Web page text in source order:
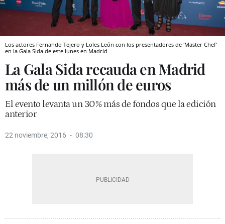
Los actores Fernando Tejero y Loles León con los presentadores de 'Master Chef'
en la Gala Sida de este lunes en Madrid
La Gala Sida recauda en Madrid
más de un millón de euros
El evento levanta un 30% más de fondos que la edición
anterior
22 noviembre, 2016 08:30